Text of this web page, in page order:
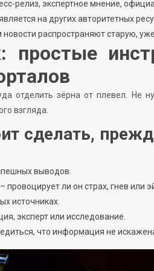
релиз, экспертное мнение,
на других авторитетных
распространяют старую,
простые
отделить зёрна от плевел. Не
взгляда.
сделать,
выводов.
ли он страх, гнев или
источниках.
эксперт или исследование.
что информация не